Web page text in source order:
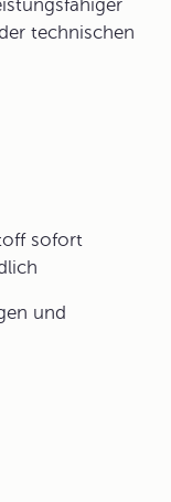
technischen
sofort
und